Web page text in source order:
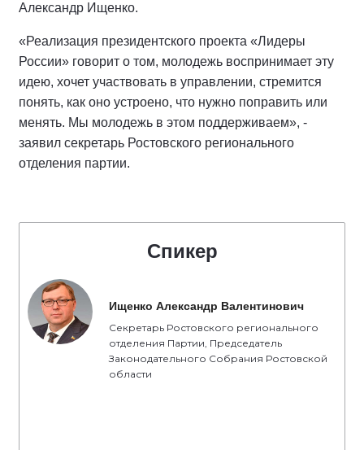
Александр Ищенко.
«Реализация президентского проекта «Лидеры
России» говорит о том, молодежь воспринимает эту
идею, хочет участвовать в управлении, стремится
понять, как оно устроено, что нужно поправить или
менять. Мы молодежь в этом поддерживаем», -
заявил секретарь Ростовского регионального
отделения партии.
Спикер
Ищенко Александр Валентинович
Секретарь Ростовского регионального
отделения Партии, Председатель
Законодательного Собрания Ростовской
области